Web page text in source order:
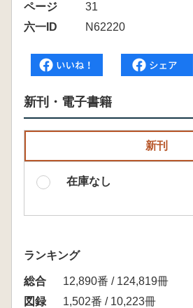
ページ
31
六一ID
N62220
新刊・電子書籍
新刊
在庫なし
ランキング
総合
12,890番 / 124,819冊
図録
1,502番 / 10,223冊